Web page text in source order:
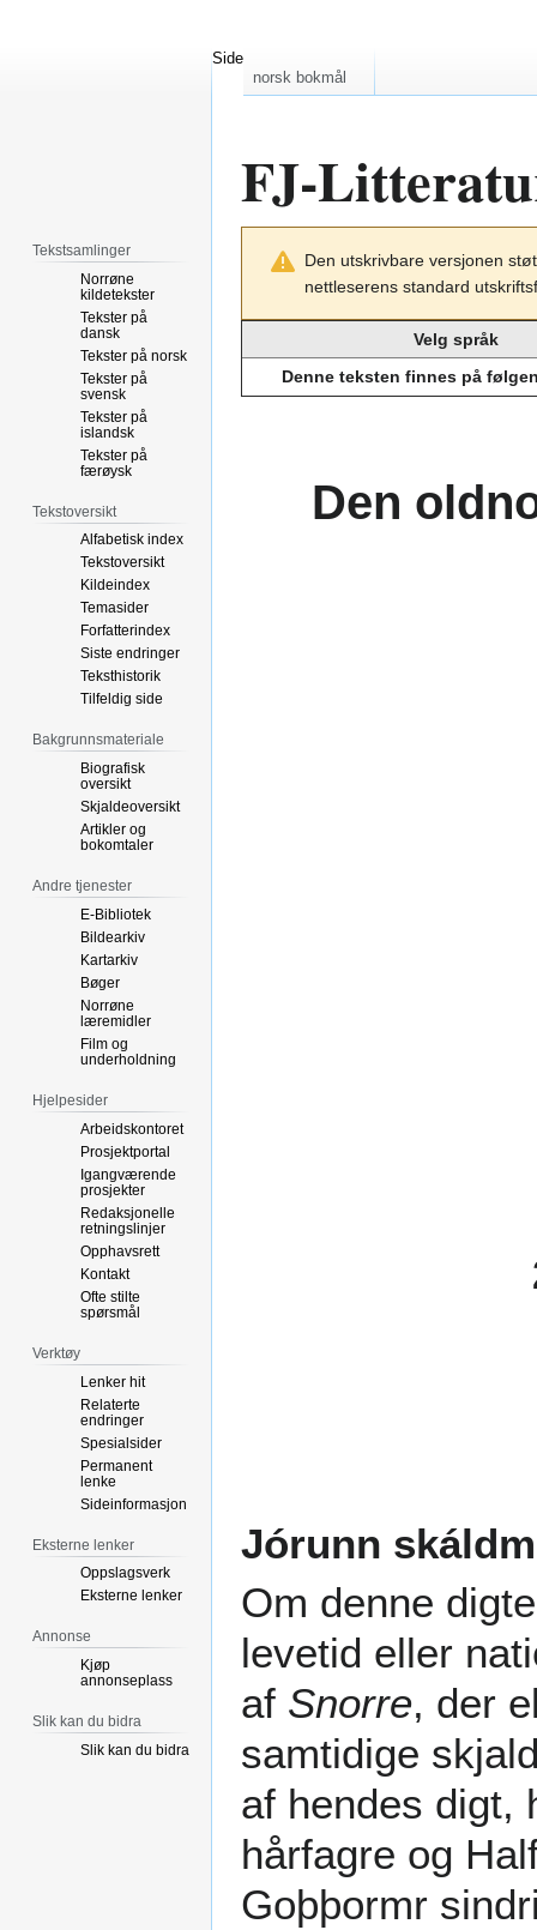
FJ-
navigering
Den utskrivbare versjonen
nettleserens standard
Velg språk
Denne teksten finnes på
Den
Jórunn
Om denne
levetid eller
af Snorre, der
samtidige
af hendes digt,
hårfagre og
Goþþormr
Side
norsk bokmål
Tekstsamlinger
Norrøne
kildetekster
Tekster på
dansk
Tekster på norsk
Tekster på
svensk
Tekster på
islandsk
Tekster på
færøysk
Tekstoversikt
Alfabetisk index
Tekstoversikt
Kildeindex
Temasider
Forfatterindex
Siste endringer
Teksthistorik
Tilfeldig side
Bakgrunnsmateriale
Biografisk
oversikt
Skjaldeoversikt
Artikler og
bokomtaler
Andre tjenester
E-Bibliotek
Bildearkiv
Kartarkiv
Bøger
Norrøne
læremidler
Film og
underholdning
Hjelpesider
Arbeidskontoret
Prosjektportal
Igangværende
prosjekter
Redaksjonelle
retningslinjer
Opphavsrett
Kontakt
Ofte stilte
spørsmål
Verktøy
Lenker hit
Relaterte
endringer
Spesialsider
Permanent
lenke
Sideinformasjon
Eksterne lenker
Oppslagsverk
Eksterne lenker
Annonse
Kjøp
annonseplass
Slik kan du bidra
Slik kan du bidra